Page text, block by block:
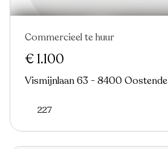
Nieuw
Commercieel te huur
€ 1.100
Vismijnlaan 63 - 8400 Oostende
227